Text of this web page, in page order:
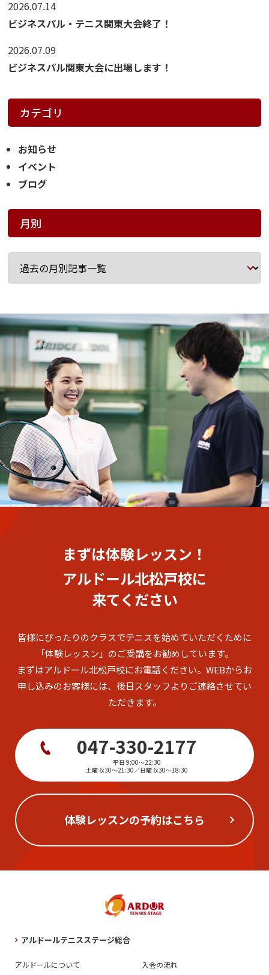
2026.07.14
ビジネスパル・テニス関東大会終了！
2026.07.09
ビジネスパル関東大会に出場します！
カテゴリ
お知らせ
イベント
ブログ
月別
まずは体験レッスン！
アルドール北松戸校に
来てください
皆様にぴったりのクラスでテニスを始めていただくために
「体験レッスン」のご受講をお勧めしています。
まずはアルドール北松戸校にお電話ください。 WEBからお
申し込みのお客様には、後日スタッフよりご連絡させてい
ただきます。
047-330-2177
平日 9:00～22:30
土曜 6:30～21:30／日曜 6:30～18:30
体験レッスンの予約はこちら
アルドールテニスステージ総合
アルドールについて
入会の流れ